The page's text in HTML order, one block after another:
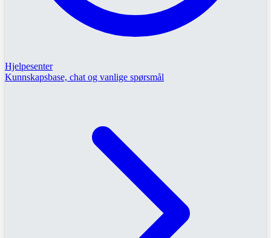
Hjelpesenter
Kunnskapsbase, chat og vanlige spørsmål